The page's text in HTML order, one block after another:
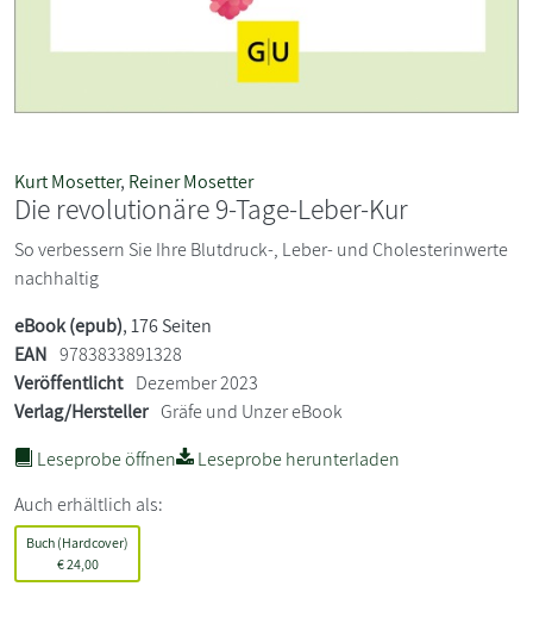
Kurt Mosetter, Reiner Mosetter
Die revolutionäre 9-Tage-Leber-Kur
So verbessern Sie Ihre Blutdruck-, Leber- und Cholesterinwerte
nachhaltig
eBook (epub), 176 Seiten
EAN 9783833891328
Veröffentlicht Dezember 2023
Verlag/Hersteller Gräfe und Unzer eBook
Leseprobe öffnen
Leseprobe herunterladen
Auch erhältlich als:
Buch (Hardcover)
€24,00